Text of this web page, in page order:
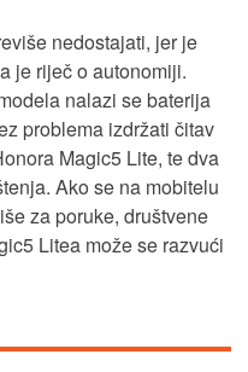
nedostajati, jer je
je riječ o autonomiji.
nalazi se baterija
problema izdržati čitav
Magic5 Lite, te dva
Ako se na mobitelu
za poruke, društvene
Litea može se razvući